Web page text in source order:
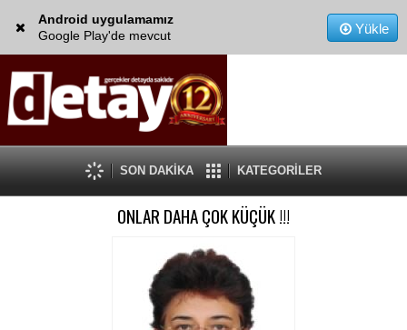
Android uygulamamız
Google Play'de mevcut
Yükle
SON DAKİKA KATEGORİLER
ONLAR DAHA ÇOK KÜÇÜK !!!